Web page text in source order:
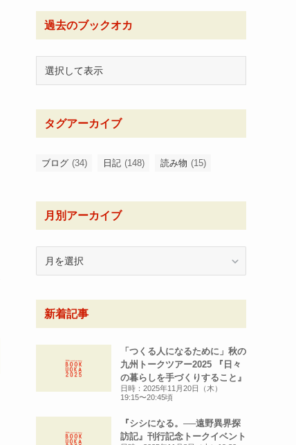
過去のブックオカ
タグアーカイブ
ブログ (34) 日記 (148) 読み物 (15)
月別アーカイブ
ー
イ
ブ
新着記事
「つくる人になるために」秋の
九州トークツアー2025 『日々
の暮らしを手づくりすること』
日時：2025年11月20日（木）
19:15〜20:45頃
『シシになる。──遠野異界探
訪記』刊行記念トークイベント